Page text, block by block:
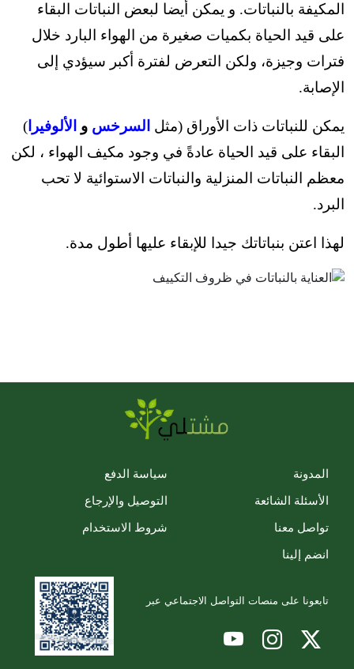
المكيفة بالنباتات. و يمكن أيضا لبعض النباتات البقاء
على قيد الحياة بكميات صغيرة من الهواء البارد خلال
فترات وجيزة، ولكن التعرض لفترة أكبر سيؤدي إلى
الإصابة.
يمكن للنباتات ذات الأوراق (مثل السرخس و الألوفيرا )
البقاء على قيد الحياة عادةً في وجود مكيف الهواء ، لكن
معظم النباتات المنزلية والنباتات الاستوائية لا تحب
البرد.
لهذا اعتن بنباتاتك جيدا للإبقاء عليها أطول مدة.
المدونة
الأسئلة الشائعة
تواصل معنا
انضم إلينا
سياسة الدفع
التوصيل والإرجاع
شروط الاستخدام
تابعونا على منصات التواصل الاجتماعي عبر